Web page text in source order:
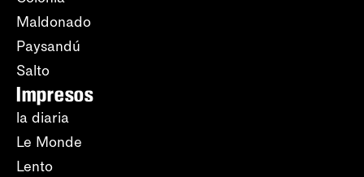
Maldonado
Paysandú
Salto
Impresos
la diaria
Le Monde
Lento